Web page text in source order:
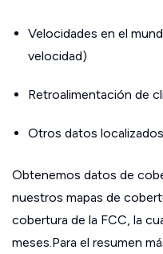
Velocidades en el
velocidad)
Retroalimentación de
Otros datos
Obtenemos datos de
nuestros mapas de
cobertura de la FCC, la
meses.Para el resumen